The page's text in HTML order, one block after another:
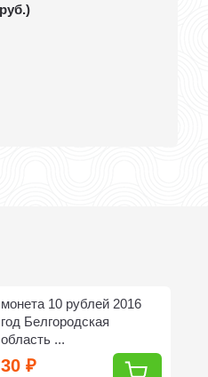
монета 10 рублей 2016
год Белгородская
область ...
30₽